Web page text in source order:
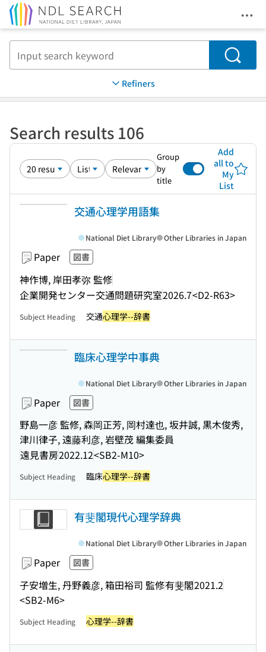
Search
Refiners
Search results 106
Group
by
title
Add
all to
My
List
交通心理学用語集
Paper 図書
神作博, 岸田孝弥 監修
企業開発センター交通問題研究室2026.7<D2-R63>
National Diet Library Other Libraries in Japan
Subject Heading 交通心理学--辞書
臨床心理学中事典
Paper 図書
野島一彦 監修, 森岡正芳, 岡村達也, 坂井誠, 黒木俊秀,
津川律子, 遠藤利彦, 岩壁茂 編集委員
遠見書房2022.12<SB2-M10>
National Diet Library Other Libraries in Japan
Subject Heading 臨床心理学--辞書
有斐閣現代心理学辞典
Paper 図書
子安増生, 丹野義彦, 箱田裕司 監修有斐閣2021.2
<SB2-M6>
National Diet Library Other Libraries in Japan
Subject Heading 心理学--辞書